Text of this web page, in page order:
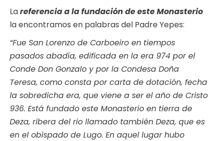
Lareferencia a la fundación de este Monasterio
la encontramos en palabras del Padre Yepes:
“Fue San Lorenzo de Carboeiro en tiempos
pasados abadía, edificada en la era 974 por el
Conde Don Gonzalo y por la Condesa Doña
Teresa, como consta por carta de dotación, fecha
la sobredicha era, que viene a ser el año de Cristo
936. Está fundado este Monasterio en tierra de
Deza, ribera del rio llamado también Deza, que es
en el obispado de Lugo. En aquel lugar hubo